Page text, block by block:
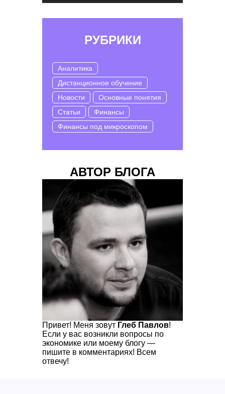
РУБРИКИ
Аналитика
Дистанционное обучение
Новости
Основные понятия
Статьи
Финансы
Финансы под микроскопом
АВТОР БЛОГА
Привет! Меня зовут Глеб Павлов!
Если у вас возникли вопросы по
экономике или моему блогу —
пишите в комментариях! Всем
отвечу!